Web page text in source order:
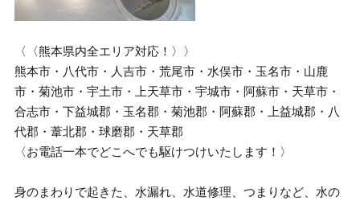
〈〈熊本県内全エリア対応！〉〉
熊本市・八代市・人吉市・荒尾市・水俣市・玉名市・山鹿
市・菊池市・宇土市・上天草市・宇城市・阿蘇市・天草市・
合志市・下益城郡・玉名郡・菊池郡・阿蘇郡・上益城郡・八
代郡・葦北郡・球磨郡・天草郡
〈お電話一本でどこへでも駆けつけいたします！〉
身のまわりで起きた、水漏れ、水道修理、つまりなど、水の